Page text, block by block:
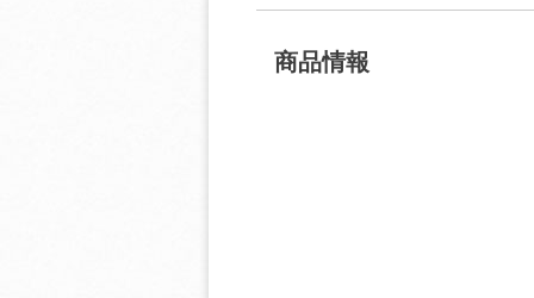
商品情報